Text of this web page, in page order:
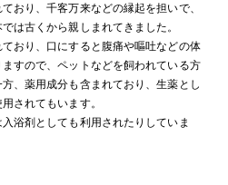
おり、千客万来などの縁起を担いで、
は古くから親しまれてきました。
おり、口にすると腹痛や嘔吐などの体
すので、ペットなどを飼われている方
、薬用成分も含まれており、生薬とし
されてもいます。
浴剤としても利用されたりしていま